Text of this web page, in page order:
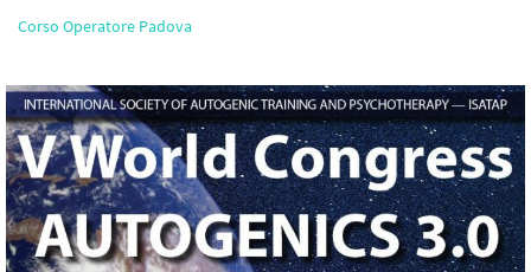
Corso Operatore Padova